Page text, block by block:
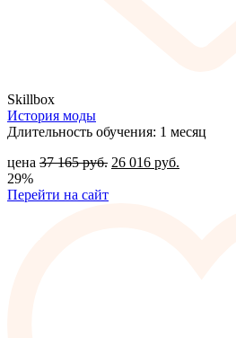
Skillbox
История моды
Длительность обучения: 1 месяц
цена 37 165руб. 26 016 руб.
29%
Перейти на сайт